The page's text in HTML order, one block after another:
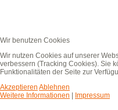
Wir benutzen Cookies
Wir nutzen Cookies auf unserer
verbessern (Tracking Cookies). Sie
Funktionalitäten der Seite zur
Akzeptieren Ablehnen
Weitere Informationen
Impressum